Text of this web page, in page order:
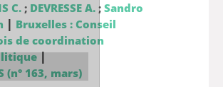
C.; DEVRESSE A.; Sandro
| Bruxelles : Conseil
de coordination
|
(n° 163, mars)